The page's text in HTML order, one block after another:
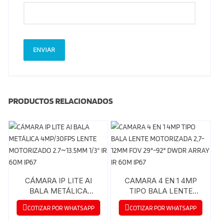
PRODUCTOS RELACIONADOS
CÁMARA IP LITE AI
BALA METÁLICA
4MP/30FPS LENTE
MOTORIZADO
COTIZAR POR WHATSAPP
CAMARA 4 EN 1 4MP
TIPO BALA LENTE
MOTORIZADA 2,7-
12MM FOV 29°-92°
COTIZAR POR WHATSAPP